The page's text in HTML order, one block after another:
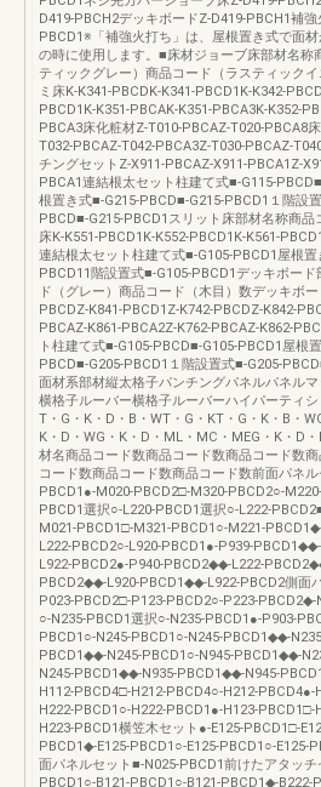
D419-PBCH2デッキボードZ-D419-PBCH1補
PBCD1※「補強火打ち」は、屋根置き式で面
の時に使用します。■床材ジョーブ床部材名称
ティックグレー）商品コード（ラスティック
ミ床K-K341-PBCDK-K341-PBCD1K-K342-
PBCD1K-K351-PBCAK-K351-PBCA3K-K352-
PBCA3床化粧材Z-T010-PBCAZ-T020-PBCA8
T032-PBCAZ-T042-PBCA3Z-T030-PBCAZ-
チングセットZ-X911-PBCAZ-X911-PBCA1Z-
PBCA1連結根太セット柱建て式■-G115-
根置き式■-G215-PBCD■-G215-PBCD1１階設
PBCD■-G215-PBCD1スリット床部材名称商品
床K-K551-PBCD1K-K552-PBCD1K-K561-
連結根太セット柱建て式■-G105-PBCD1屋根置
PBCD11階設置式■-G105-PBCD1デッキボード
ド（グレー）商品コード（木目）数デッキボ
PBCDZ-K841-PBCD1Z-K742-PBCDZ-K842-
PBCAZ-K861-PBCA2Z-K762-PBCAZ-K862-
ト柱建て式■-G105-PBCD■-G105-PBCD1屋根
PBCD■-G205-PBCD1１階設置式■-G205-
面材系部材縦太格子パンチングパネルパネルマ
横格子ルーバー横格子ルーバーハイパーティ
T・G・K・D・B・WT・G・KT・G・K・B・
K・D・WG・K・D・ML・MC・MEG・K・D
材名商品コード数商品コード数商品コード数
コード数商品コード数商品コード数前面パネ
PBCD1●-M020-PBCD2□-M320-PBCD2○-
PBCD1選択○-L220-PBCD1選択○-L222-
M021-PBCD1□-M321-PBCD1○-M221-
L222-PBCD2○-L920-PBCD1●-P939-
L922-PBCD2●-P940-PBCD2◆◆-L222-
PBCD2◆◆-L920-PBCD1◆◆-L922-PBCD2側面
P023-PBCD2□-P123-PBCD2○-P223-PBCD2◆-
○-N235-PBCD1選択○-N235-PBCD1●-P903-
PBCD1○-N245-PBCD1○-N245-PBCD1◆◆-
PBCD1◆◆-N245-PBCD1○-N945-PBCD1◆◆-
N245-PBCD1◆◆-N935-PBCD1◆◆-N945-
H112-PBCD4□-H212-PBCD4○-H212-PBCD4●-
H222-PBCD1○-H222-PBCD1●-H123-PBCD1□-
H223-PBCD1横笠木セット●-E125-PBCD1□-
PBCD1◆-E125-PBCD1○-E125-PBCD1○-E125-
面パネルセット■-N025-PBCD1前けたアタッ
PBCD1○-B121-PBCD1○-B121-PBCD1◆-B222-